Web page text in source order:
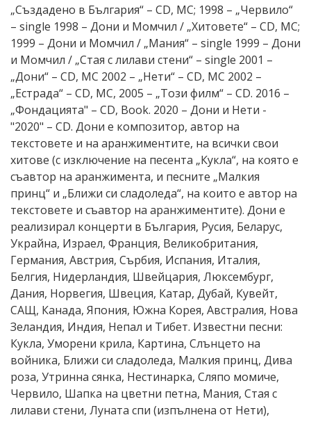
„Създадено в България“ – CD, МС; 1998 – „Червило“
– single 1998 – Дони и Момчил / „Хитовете“ – CD, МС;
1999 – Дони и Момчил / „Мания“ – single 1999 – Дони
и Момчил / „Стая с лилави стени“ – single 2001 –
„Дони“ – CD, MC 2002 – „Нети“ – CD, MC 2002 –
„Естрада“ – CD, MC, 2005 – „Този филм“ – CD. 2016 –
„Фондацията" – CD, Book. 2020 – Дони и Нети -
"2020" – CD. Дони е композитор, автор на
текстовете и на аранжиментите, на всички свои
хитове (с изключение на песента „Кукла“, на която е
съавтор на аранжимента, и песните „Малкия
принц“ и „Ближи си сладоледа“, на които е автор на
текстовете и съавтор на аранжиментите). Дони е
реализирал концерти в България, Русия, Беларус,
Украйна, Израел, Франция, Великобритания,
Германия, Австрия, Сърбия, Испания, Италия,
Белгия, Нидерландия, Швейцария, Люксембург,
Дания, Норвегия, Швеция, Катар, Дубай, Кувейт,
САЩ, Канада, Япония, Южна Корея, Австралия, Нова
Зеландия, Индия, Непал и Тибет. Известни песни:
Кукла, Уморени крила, Картина, Слънцето на
войника, Ближи си сладоледа, Малкия принц, Дива
роза, Утринна сянка, Нестинарка, Сляпо момиче,
Червило, Шапка на цветни петна, Мания, Стая с
лилави стени, Луната спи (изпълнена от Нети),